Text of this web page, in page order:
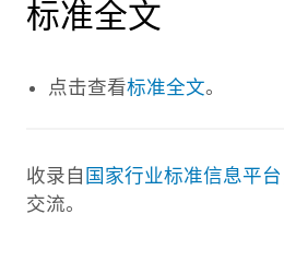
标准全文
点击查看标准全文。
收录自 国家行业标准信息平台
交流。